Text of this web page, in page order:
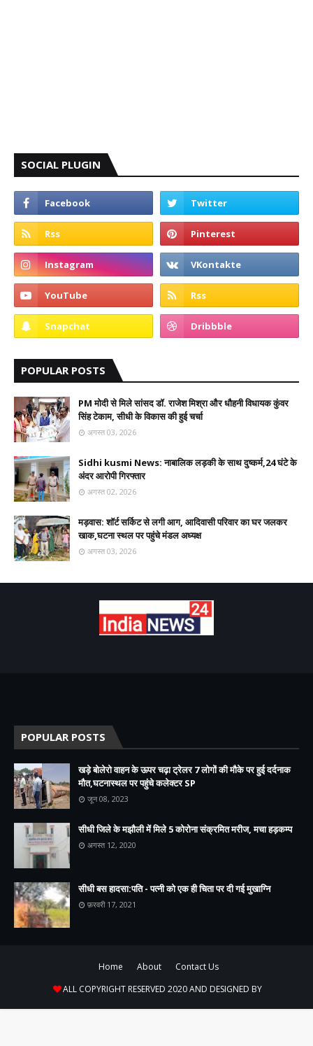
SOCIAL PLUGIN
POPULAR POSTS
PM मोदी से मिले सांसद डॉ. राजेश मिश्रा और धौहनी विधायक कुंवर
सिंह टेकाम, सीधी के विकास की हुई चर्चा
अगस्त 03, 2026
Sidhi kusmi News: नाबालिक लड़की के साथ दुष्कर्म,24 घंटे के
अंदर आरोपी गिरफ्तार
अगस्त 02, 2026
मड़वास: शॉर्ट सर्किट से लगी आग, आदिवासी परिवार का घर जलकर
खाक,घटना स्थल पर पहुंचे मंडल अध्यक्ष
अगस्त 03, 2026
POPULAR POSTS
खड़े बोलेरो वाहन के ऊपर चढ़ा ट्रेलर 7 लोगों की मौके पर हुई दर्दनाक
मौत,घटनास्थल पर पहुंचे कलेक्टर SP
जून 08, 2023
सीधी जिले के मझौली में मिले 5 कोरोना संक्रमित मरीज, मचा हड़कम्प
अगस्त 12, 2020
सीधी बस हादसा:पति - पत्नी को एक ही चिता पर दी गई मुखाग्नि
फ़रवरी 17, 2021
Home About
Contact Us
ALL COPYRIGHT RESERVED 2020 AND DESIGNED BY